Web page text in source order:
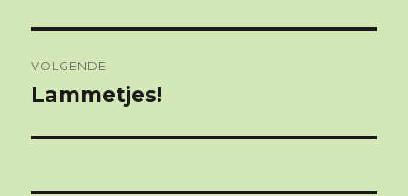
VOLGENDE
Volgend
Lammetjes!